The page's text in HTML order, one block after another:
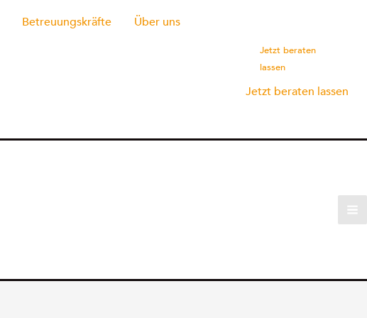
Betreuungskräfte Über uns
Jetzt beraten
lassen
Jetzt beraten lassen